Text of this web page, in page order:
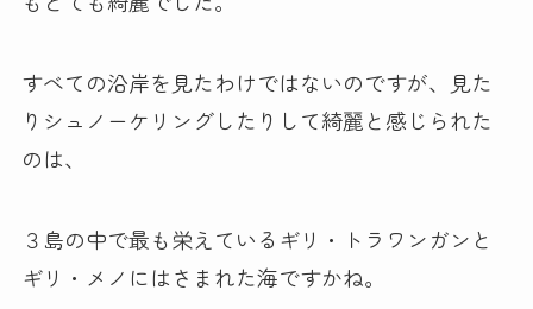
すべての沿岸を見たわけではないのですが、見た
りシュノーケリングしたりして綺麗と感じられた
のは、
３島の中で最も栄えているギリ・トラワンガンと
ギリ・メノにはさまれた海ですかね。